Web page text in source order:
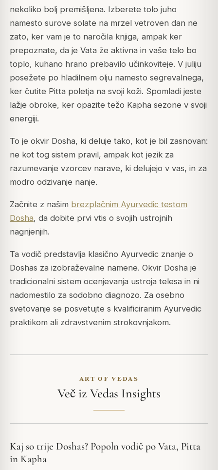
nekoliko bolj premišljena. Izberete tolo juho
namesto surove solate na mrzel vetroven dan ne
zato, ker vam je to naročila knjiga, ampak ker
prepoznate, da je Vata že aktivna in vaše telo bo
toplo, kuhano hrano prebavilo učinkoviteje. V juliju
posežete po hladilnem olju namesto segrevalnega,
ker čutite Pitta poletja na svoji koži. Spomladi jeste
lažje obroke, ker opazite težo Kapha sezone v svoji
energiji.
To je okvir Dosha, ki deluje tako, kot je bil zasnovan:
ne kot tog sistem pravil, ampak kot jezik za
razumevanje vzorcev narave, ki delujejo v vas, in za
modro odzivanje nanje.
Začnite z našim brezplačnim Ayurvedic testom
Dosha, da dobite prvi vtis o svojih ustrojnih
nagnjenjih.
Ta vodič predstavlja klasično Ayurvedic znanje o
Doshas za izobraževalne namene. Okvir Dosha je
tradicionalni sistem ocenjevanja ustroja telesa in ni
nadomestilo za sodobno diagnozo. Za osebno
svetovanje se posvetujte s kvalificiranim Ayurvedic
praktikom ali zdravstvenim strokovnjakom.
ART OF VEDAS
Več iz Vedas Insights
Kaj so trije Doshas? Popoln vodič po Vata, Pitta
in Kapha